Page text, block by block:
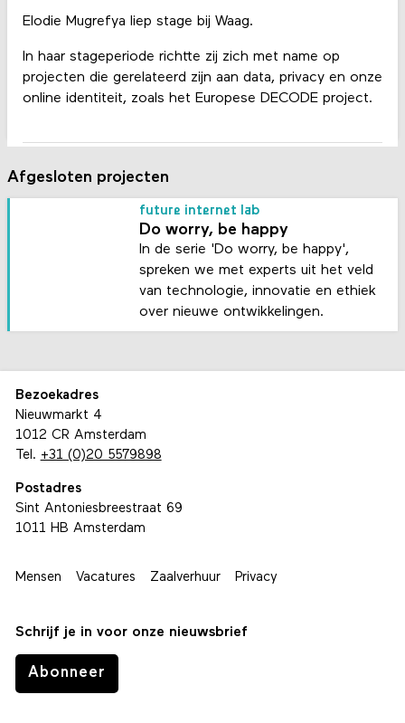
Elodie Mugrefya liep stage bij Waag.
In haar stageperiode richtte zij zich met name op
projecten die gerelateerd zijn aan data, privacy en onze
online identiteit, zoals het Europese DECODE project.
Afgesloten projecten
future internet lab
Do worry, be happy
In de serie 'Do worry, be happy',
spreken we met experts uit het veld
van technologie, innovatie en ethiek
over nieuwe ontwikkelingen.
Bezoekadres
Nieuwmarkt 4
1012 CR Amsterdam
Tel. +31 (0)20 5579898
Postadres
Sint Antoniesbreestraat 69
1011 HB Amsterdam
Mensen Vacatures Zaalverhuur Privacy
Schrijf je in voor onze nieuwsbrief
Abonneer